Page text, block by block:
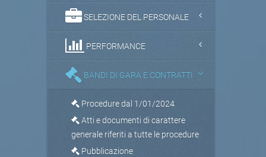
SELEZIONE DEL PERSONALE
PERFORMANCE
BANDI DI GARA E CONTRATTI
Procedure dal 1/01/2024
Atti e documenti di carattere
generale riferiti a tutte le procedure
Pubblicazione